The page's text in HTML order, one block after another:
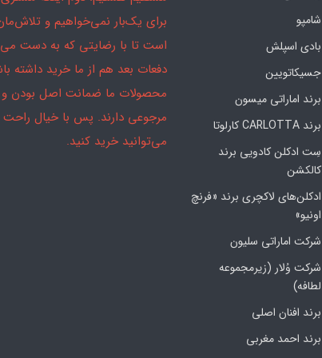
شامپو
بادی اسپلش
جسیکاتویین
برند اماراتی میسون
برند CARLOTTA کارلوتا
سِت ادکلن کادویی برند
کالکشن
ادکلن‌های لاکچری برند «فرنچ
اونیو»
شرکت اماراتی سلیون
شرکت وُلار (زیرمجموعه
لطافه)
برند افنان اصلی
برند احمد مغربی
برای یک‌بار نمی‌خواهیم و
است تا با رضایتی که به دست
دفعات بعد هم از ما خرید داشته
محصولات ما ضمانت اصل بودن و
مرجوعی دارند. پس با خیال راحت
می‌توانید خرید کنید.